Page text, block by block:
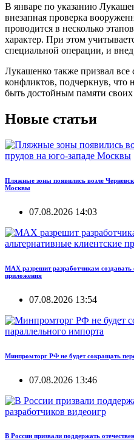
В январе по указанию
внезапная проверка
проводится в несколько
характер. При этом
специальной операции, и
Лукашенко также призвал все
конфликтов, подчеркнув,
быть достойным памяти своих
Новые статьи
Пляжные зоны появились возле
Москвы
07.08.2026 14:03
MAX разрешит разработчикам создавать
приложения
07.08.2026 13:54
Минпромторг РФ не будет сокращать
07.08.2026 13:46
В России призвали поддержать